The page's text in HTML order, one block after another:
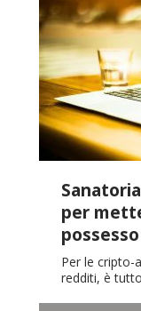
per
Per le cripto-
redditi, è